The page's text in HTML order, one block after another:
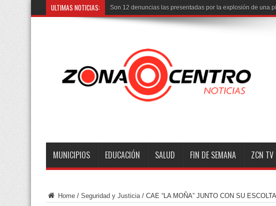
ULTIMAS NOTICIAS: Entr
MUNICIPIOS EDUCACIÓN SALUD FIN DE SEMANA ZCN TV
Home / Seguridad y Justicia / CAE “LA MOÑA” JUNTO CON SU ESCOLTA